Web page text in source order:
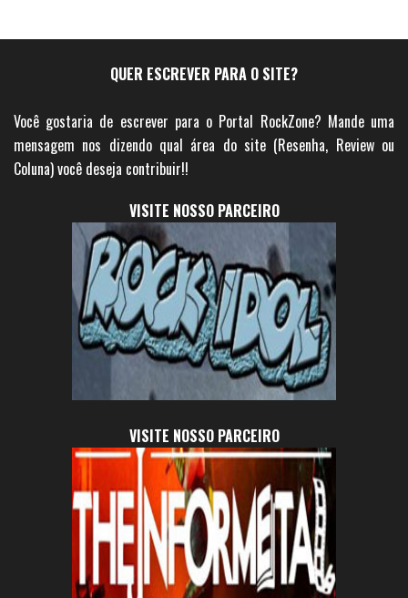
QUER ESCREVER PARA O SITE?
Você gostaria de escrever para o Portal RockZone? Mande uma
mensagem nos dizendo qual área do site (Resenha, Review ou
Coluna) você deseja contribuir!!
VISITE NOSSO PARCEIRO
VISITE NOSSO PARCEIRO